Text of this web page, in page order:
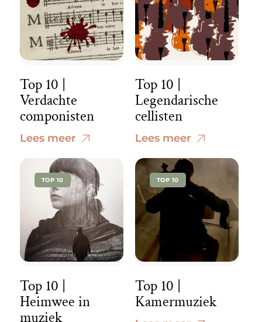
Top 10 |
Verdachte
componisten
Lees meer
Top 10 |
Legendarische
cellisten
Lees meer
TOP 10
Top 10 |
Heimwee in
muziek
TOP 10
Top 10 |
Kamermuziek